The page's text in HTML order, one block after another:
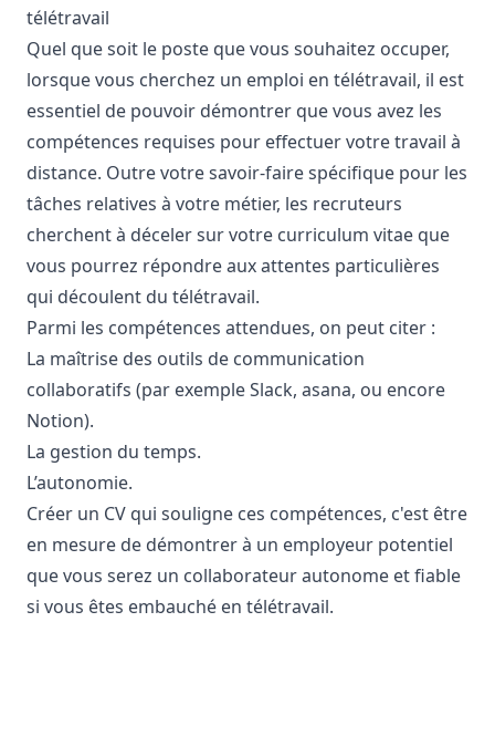
télétravail
Quel que soit le poste que vous souhaitez occuper,
lorsque vous cherchez un emploi en télétravail, il est
essentiel de pouvoir démontrer que vous avez les
compétences requises pour effectuer votre travail à
distance. Outre votre savoir-faire spécifique pour les
tâches relatives à votre métier, les recruteurs
cherchent à déceler sur votre curriculum vitae que
vous pourrez répondre aux attentes particulières
qui découlent du télétravail.
Parmi les compétences attendues, on peut citer :
La maîtrise des outils de communication
collaboratifs (par exemple Slack, asana, ou encore
Notion).
La gestion du temps.
L’autonomie.
Créer un CV qui souligne ces compétences, c'est être
en mesure de démontrer à un employeur potentiel
que vous serez un collaborateur autonome et fiable
si vous êtes embauché en télétravail.